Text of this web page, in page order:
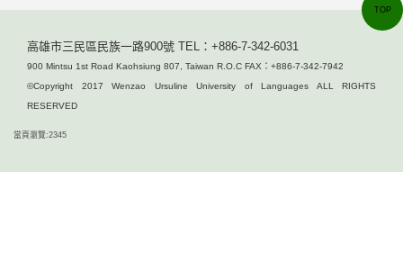
高雄市三民區民族一路900號 TEL：+886-7-342-6031
900 Mintsu 1st Road Kaohsiung 807, Taiwan R.O.C FAX：+886-7-342-7942
©Copyright 2017 Wenzao Ursuline University of Languages ALL RIGHTS
RESERVED
當頁瀏覽:2345
TOP